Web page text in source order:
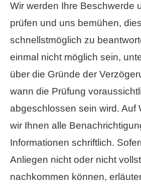
Wir werden Ihre Beschwerde
prüfen und uns bemühen,
schnellstmöglich zu
einmal nicht möglich sein,
über die Gründe der
wann die Prüfung
abgeschlossen sein wird. Auf
wir Ihnen alle
Informationen schriftlich.
Anliegen nicht oder nicht
nachkommen können,